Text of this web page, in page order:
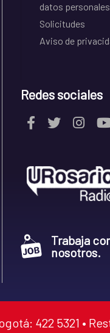
datos personales
Solicitudes
Aviso de
Redes sociales
Trabaja
nosotros.
422 5321 •